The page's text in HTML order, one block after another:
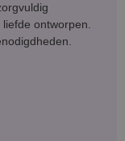
ontworpen.